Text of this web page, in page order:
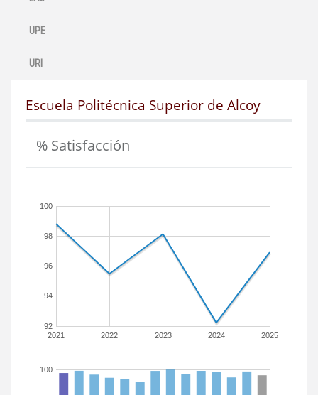
UPE
URI
Escuela Politécnica Superior de Alcoy
% Satisfacción
2021 2022 2023 2024 2025
92
94
96
98
100
100